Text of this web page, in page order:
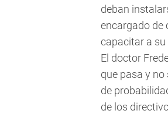
deban
encargado de
capacitar a su
El doctor
que pasa y
de
de los